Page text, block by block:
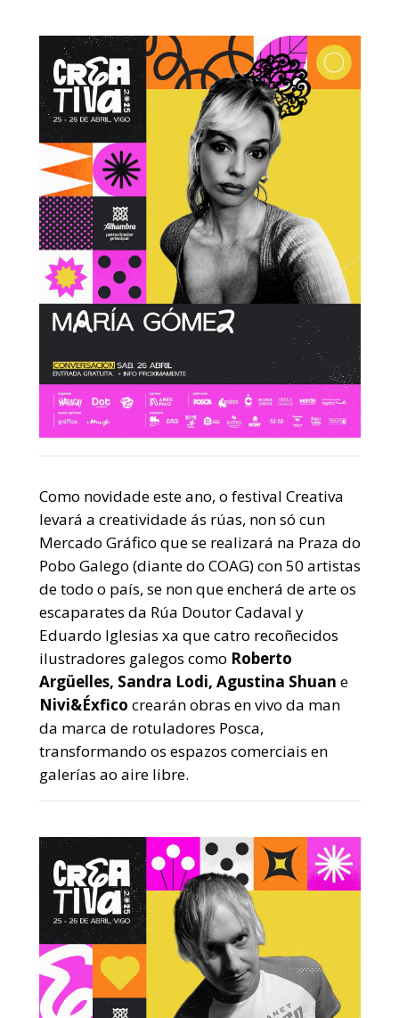
Como novidade este ano, o festival Creativa
levará a creatividade ás rúas, non só cun
Mercado Gráfico que se realizará na Praza do
Pobo Galego (diante do COAG) con 50 artistas
de todo o país, se non que encherá de arte os
escaparates da Rúa Doutor Cadaval y
Eduardo Iglesias xa que catro recoñecidos
ilustradores galegos como Roberto
Argüelles, Sandra Lodi, Agustina Shuan e
Nivi&Éxfico crearán obras en vivo da man
da marca de rotuladores Posca,
transformando os espazos comerciais en
galerías ao aire libre.